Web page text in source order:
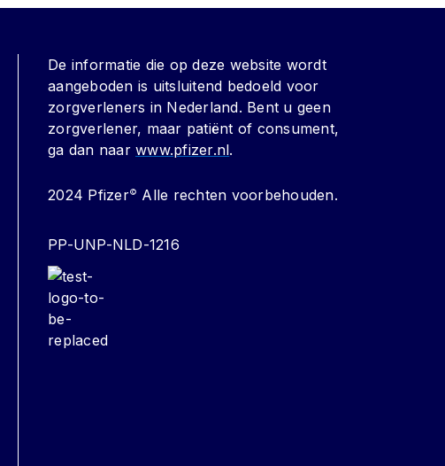
De informatie die op deze website wordt
aangeboden is uitsluitend bedoeld voor
zorgverleners in Nederland. Bent u geen
zorgverlener, maar patiënt of consument,
ga dan naar www.pfizer.nl.
2024 Pfizer© Alle rechten voorbehouden.
PP-UNP-NLD-1216